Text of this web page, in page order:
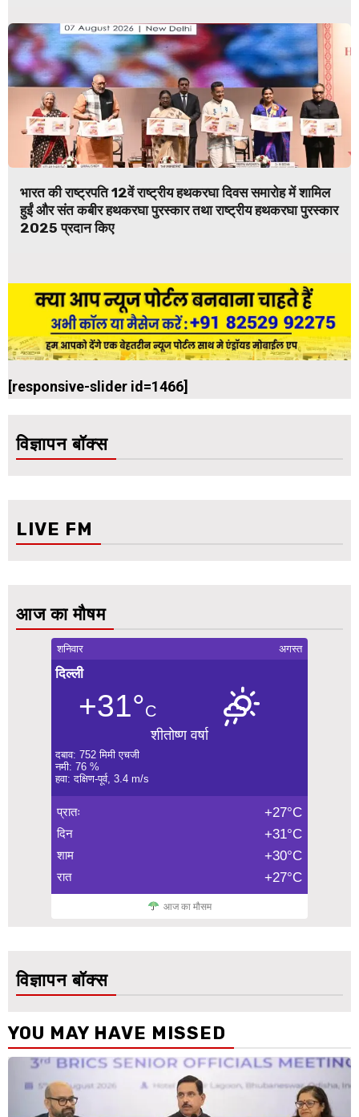
भारत की राष्ट्रपति 12वें राष्ट्रीय हथकरघा दिवस समारोह में शामिल
हुईं और संत कबीर हथकरघा पुरस्कार तथा राष्ट्रीय हथकरघा पुरस्कार
2025 प्रदान किए
[responsive-slider id=1466]
विज्ञापन बॉक्स
LIVE FM
आज का मौषम
शनिवार अगस्त
दिल्ली
+31°C
शीतोष्ण वर्षा
दबाव: 752 मिमी एचजी
नमी: 76 %
हवा: दक्षिण-पूर्व, 3.4 m/s
प्रातः +27°C
दिन +31°C
शाम +30°C
रात +27°C
आज का मौसम
विज्ञापन बॉक्स
YOU MAY HAVE MISSED